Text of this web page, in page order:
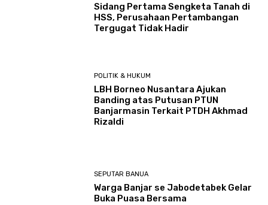
Sidang Pertama Sengketa Tanah di
HSS, Perusahaan Pertambangan
Tergugat Tidak Hadir
POLITIK & HUKUM
LBH Borneo Nusantara Ajukan
Banding atas Putusan PTUN
Banjarmasin Terkait PTDH Akhmad
Rizaldi
SEPUTAR BANUA
Warga Banjar se Jabodetabek Gelar
Buka Puasa Bersama